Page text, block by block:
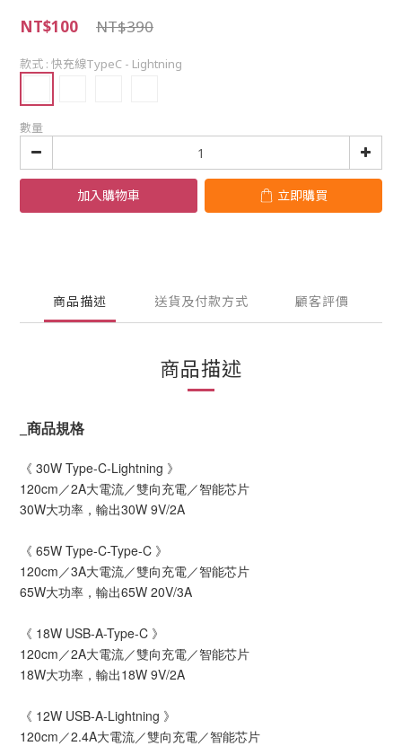
NT$390
NT$100
款式 : 快充線TypeC - Lightning
數量
加入購物車 立即購買
商品描述 送貨及付款方式 顧客評價
商品描述
商品規格
《 30W Type-C-Lightning 》
120cm／2A大電流／雙向充電／智能芯片
30W大功率，輸出30W 9V/2A
《 65W Type-C-Type-C 》
120cm／3A大電流／雙向充電／智能芯片
65W大功率，輸出65W 20V/3A
《 18W USB-A-Type-C 》
120cm／2A大電流／雙向充電／智能芯片
18W大功率，輸出18W 9V/2A
《 12W USB-A-Lightning 》
120cm／2.4A大電流／雙向充電／智能芯片